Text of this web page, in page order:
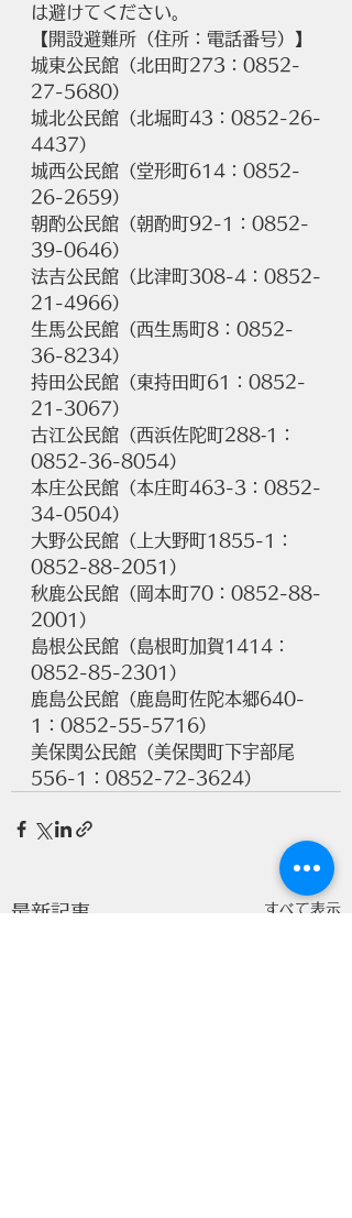
は避けてください。
【開設避難所（住所：電話番号）】
城東公民館（北田町273：0852-
27-5680）
城北公民館（北堀町43：0852-26-
4437）
城西公民館（堂形町614：0852-
26-2659）
朝酌公民館（朝酌町92-1：0852-
39-0646）
法吉公民館（比津町308-4：0852-
21-4966）
生馬公民館（西生馬町8：0852-
36-8234）
持田公民館（東持田町61：0852-
21-3067）
古江公民館（西浜佐陀町288‐1：
0852-36-8054）
本庄公民館（本庄町463-3：0852-
34-0504）
大野公民館（上大野町1855-1：
0852-88-2051）
秋鹿公民館（岡本町70：0852-88-
2001）
島根公民館（島根町加賀1414：
0852-85-2301）
鹿島公民館（鹿島町佐陀本郷640-
1：0852-55-5716）
美保関公民館（美保関町下宇部尾
556-1：0852-72-3624）
最新記事 すべて表示